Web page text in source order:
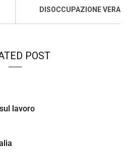
DISOCCUPAZIONE VERA
POST
lavoro